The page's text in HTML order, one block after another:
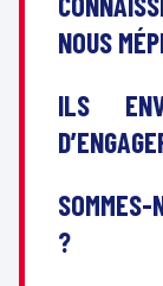
NOUS
ILS
SOMMES-
?